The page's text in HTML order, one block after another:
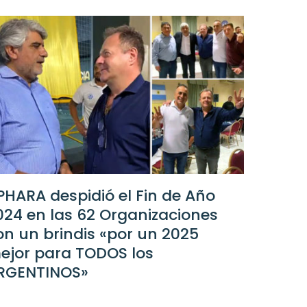
despidió el Fin de Año
en las 62 Organizaciones
un brindis «por un 2025
para TODOS los